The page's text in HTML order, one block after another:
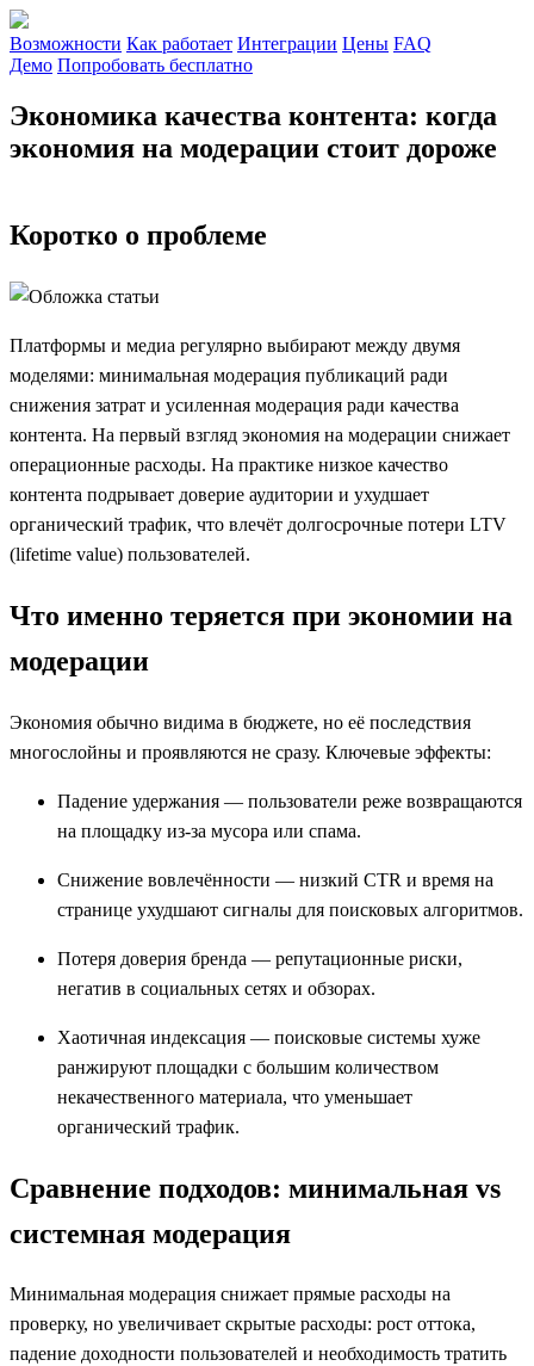
Возможности Как работает Интеграции Цены FAQ
Демо Попробовать бесплатно
Экономика качества контента: когда
экономия на модерации стоит дороже
Коротко о проблеме
Платформы и медиа регулярно выбирают между двумя
моделями: минимальная модерация публикаций ради
снижения затрат и усиленная модерация ради качества
контента. На первый взгляд экономия на модерации снижает
операционные расходы. На практике низкое качество
контента подрывает доверие аудитории и ухудшает
органический трафик, что влечёт долгосрочные потери LTV
(lifetime value) пользователей.
Что именно теряется при экономии на
модерации
Экономия обычно видима в бюджете, но её последствия
многослойны и проявляются не сразу. Ключевые эффекты:
Падение удержания — пользователи реже возвращаются
на площадку из‑за мусора или спама.
Снижение вовлечённости — низкий CTR и время на
странице ухудшают сигналы для поисковых алгоритмов.
Потеря доверия бренда — репутационные риски,
негатив в социальных сетях и обзорах.
Хаотичная индексация — поисковые системы хуже
ранжируют площадки с большим количеством
некачественного материала, что уменьшает
органический трафик.
Сравнение подходов: минимальная vs
системная модерация
Минимальная модерация снижает прямые расходы на
проверку, но увеличивает скрытые расходы: рост оттока,
падение доходности пользователей и необходимость тратить